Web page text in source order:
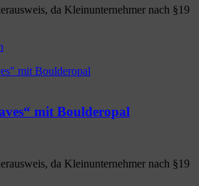
da Kleinunternehmer nach §19
mit Boulderopal
da Kleinunternehmer nach §19